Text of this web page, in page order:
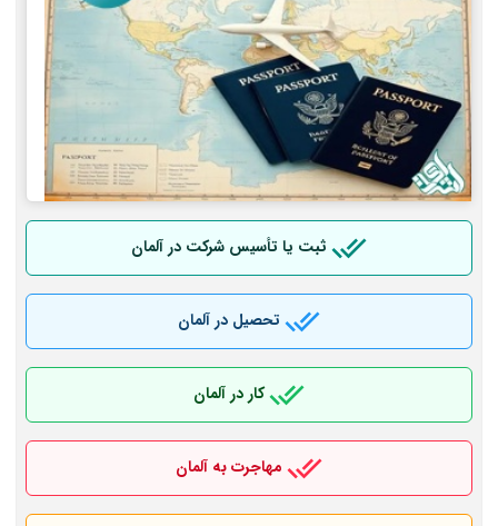
ثبت یا تأسیس شرکت در آلمان
تحصیل در آلمان
کار در آلمان
مهاجرت به آلمان